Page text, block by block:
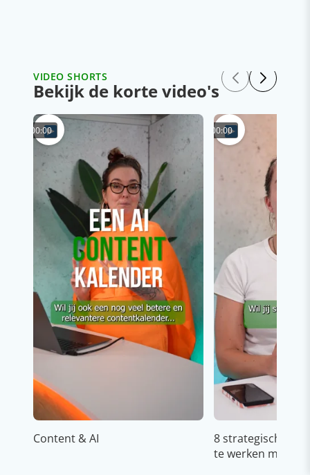
VIDEO SHORTS
Bekijk de korte video's
00:00
Content & AI
00:00
8 strategische
te werken met